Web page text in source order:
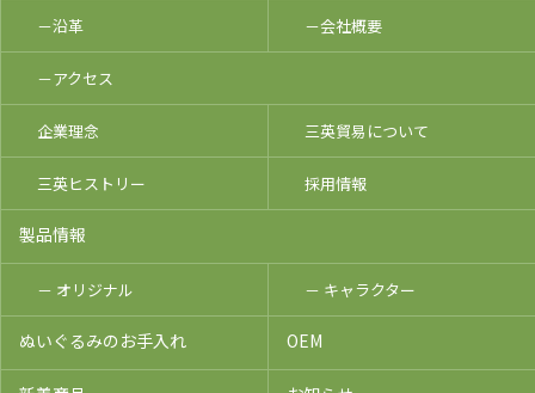
－沿革 －会社概要
－アクセス
企業理念 三英貿易について
三英ヒストリー 採用情報
製品情報
－ オリジナル － キャラクター
ぬいぐるみのお手入れ OEM